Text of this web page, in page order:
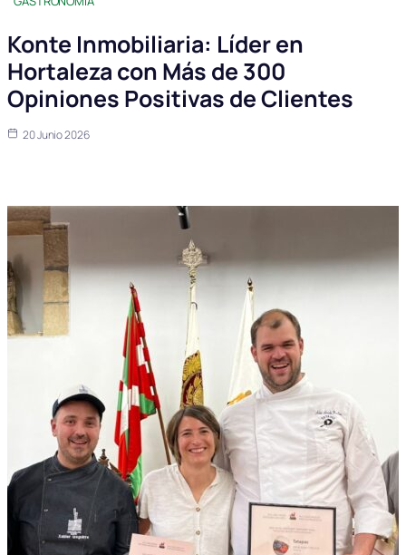
Konte Inmobiliaria: Líder en
Hortaleza con Más de 300
Opiniones Positivas de Clientes
20 Junio 2026